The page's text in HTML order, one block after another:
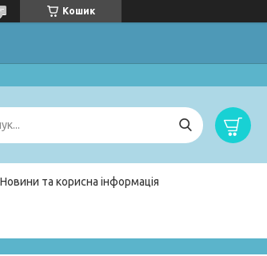
Кошик
Новини та корисна інформація